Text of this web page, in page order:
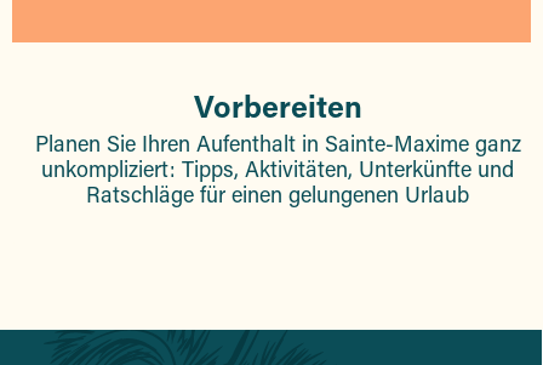
Vorbereiten
Planen Sie Ihren Aufenthalt in Sainte-Maxime ganz
unkompliziert: Tipps, Aktivitäten, Unterkünfte und
Ratschläge für einen gelungenen Urlaub